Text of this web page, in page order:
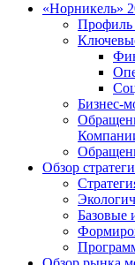
«Норникель»
Бизнес-
Обзор
Базовые